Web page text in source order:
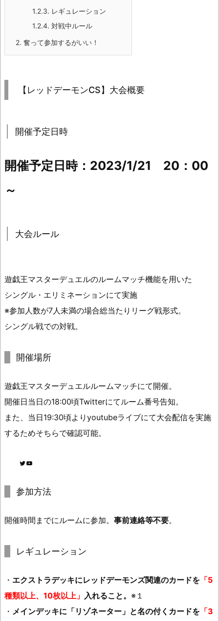
1.2.3. レギュレーション
1.2.4. 対戦中ルール
2. 奮って参加するがいい！
【レッドデーモンCS】大会概要
開催予定日時
開催予定日時：2023/1/21 20：00
～
大会ルール
遊戯王マスターデュエルのルームマッチ機能を用いた
シングル・エリミネーションにて実施
※参加人数が7人未満の場合総当たりリーグ戦形式。
シングル戦での対戦。
開催場所
遊戯王マスターデュエルルームマッチにて開催。
開催日当日の18:00頃Twitterにてルーム番号告知。
また、当日19:30頃よりyoutubeライブにて大会配信を実施
するためそちらで確認可能。
Twitter YouTube
参加方法
開催時間までにルームに参加。 事前連絡等不要。
レギュレーション
・ エクストラデッキにレッドデーモンズ関連のカードを 「5
種類以上、10枚以上」 入れること。 ※１
・ メインデッキに「リゾネーター」と名の付くカードを 「3